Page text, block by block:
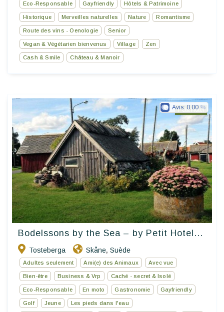
Eco-Responsable Gayfriendly Hôtels & Patrimoine
Historique Merveilles naturelles Nature Romantisme
Route des vins - Oenologie Senior
Vegan & Végétarien bienvenus Village Zen
Cash & Smile Château & Manoir
Petit Hotel
Bodelssons by the Sea – by Petit Hotel...
Tosteberga Skåne, Suède
Avis: 0.00
Adultes seulement Ami(e) des Animaux Avec vue
Bien-être Business & Vrp Caché - secret & Isolé
Eco-Responsable En moto Gastronomie Gayfriendly
Golf Jeune Les pieds dans l'eau